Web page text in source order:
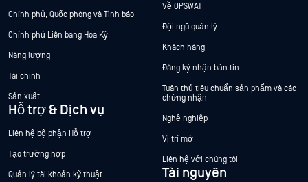
Chính phủ, Quốc phòng và Tình báo
Chính phủ Liên bang Hoa Kỳ
Năng lượng
Tài chính
Sản xuất
Hỗ trợ & Dịch vụ
Liên hệ bộ phận Hỗ trợ
Tạo trường hợp
Quản lý tài khoản kỹ thuật
Về OPSWAT
Đội ngũ quản lý
Khách hàng
Đăng ký nhận bản tin
Tuân thủ tiêu chuẩn sản phẩm và các
chứng nhận
Nghề nghiệp
Vị trí mở
Liên hệ với chúng tôi
Tài nguyên